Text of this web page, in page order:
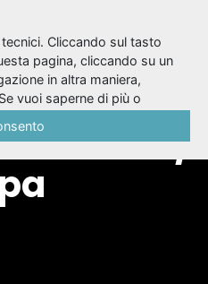
: dal
/
Cliccando sul tasto
pagina, cliccando su un
in altra maniera,
vuoi saperne di più o